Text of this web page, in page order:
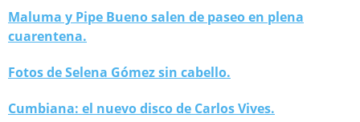
Maluma y Pipe Bueno salen de paseo en plena
cuarentena.
Fotos de Selena Gómez sin cabello.
Cumbiana: el nuevo disco de Carlos Vives.